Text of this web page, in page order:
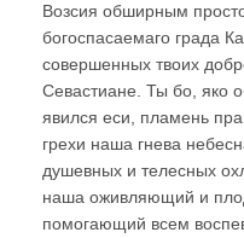
Возсия обширным
богоспасаемаго града
совершенных твоих
Севастиане. Ты бо, яко
явился еси, пламень
грехи наша гнева
душевных и телесных
наша оживляющий и
помогающий всем